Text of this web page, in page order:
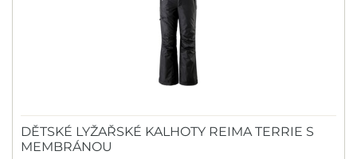
DĚTSKÉ LYŽAŘSKÉ KALHOTY REIMA TERRIE S
MEMBRÁNOU